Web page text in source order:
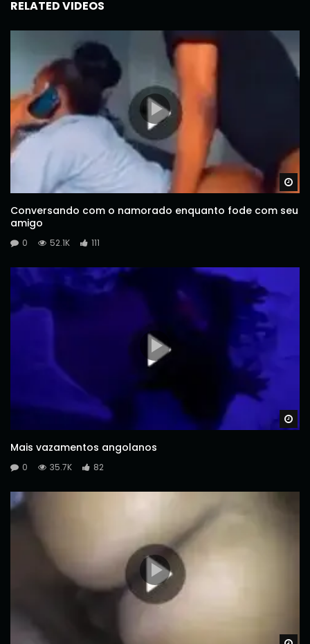
RELATED VIDEOS
Conversando com o namorado enquanto fode com seu
amigo
0 52.1K 111
Mais vazamentos angolanos
0 35.7K 82